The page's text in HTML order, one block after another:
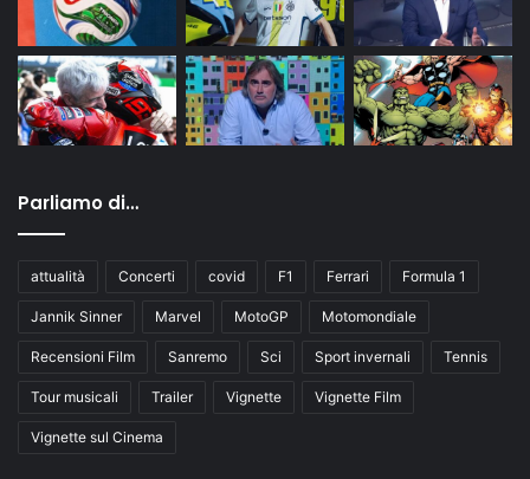
Parliamo di…
attualità Concerti covid F1 Ferrari Formula 1
Jannik Sinner Marvel MotoGP Motomondiale
Recensioni Film Sanremo Sci Sport invernali Tennis
Tour musicali Trailer Vignette Vignette Film
Vignette sul Cinema